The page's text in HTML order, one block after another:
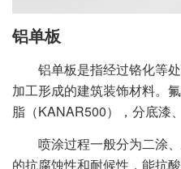
铝单板
铝单板是指经过铬化等处
加工形成的建筑装饰材料。
脂（KANAR500），分底漆
喷涂过程一般分为二涂、
的抗腐蚀性和耐候性，能抗